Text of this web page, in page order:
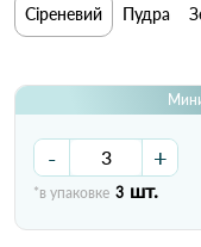
Сіреневий Пудра
- +
*в упаковке 3 шт.